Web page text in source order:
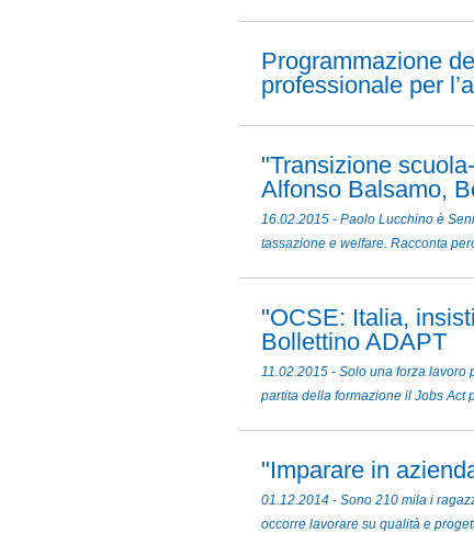
Programmazione
professionale per
"Transizione
Alfonso Balsamo,
16.02.2015 - Paolo Lucchino è
tassazione e welfare. Racconta
"OCSE: Italia,
Bollettino ADAPT
11.02.2015 - Solo una forza
partita della formazione il Jobs Act
"Imparare in
01.12.2014 - Sono 210 mila i
occorre lavorare su qualità e